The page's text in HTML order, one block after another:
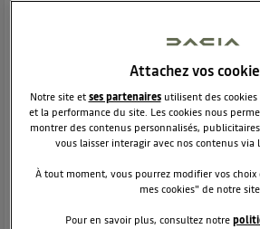
DACIA
38289membres
Dacia Duster -
REJOINDRE
Attachez vos
Notre site etses partenairesutilisent des
et la performance du site. Les cookies nous
montrer des contenus personnalisés,
vous laisser interagir avec nos contenus via
À tout moment, vous pourrez modifier vos
mes cookies" de notre
Pour en savoir plus, consultez notre